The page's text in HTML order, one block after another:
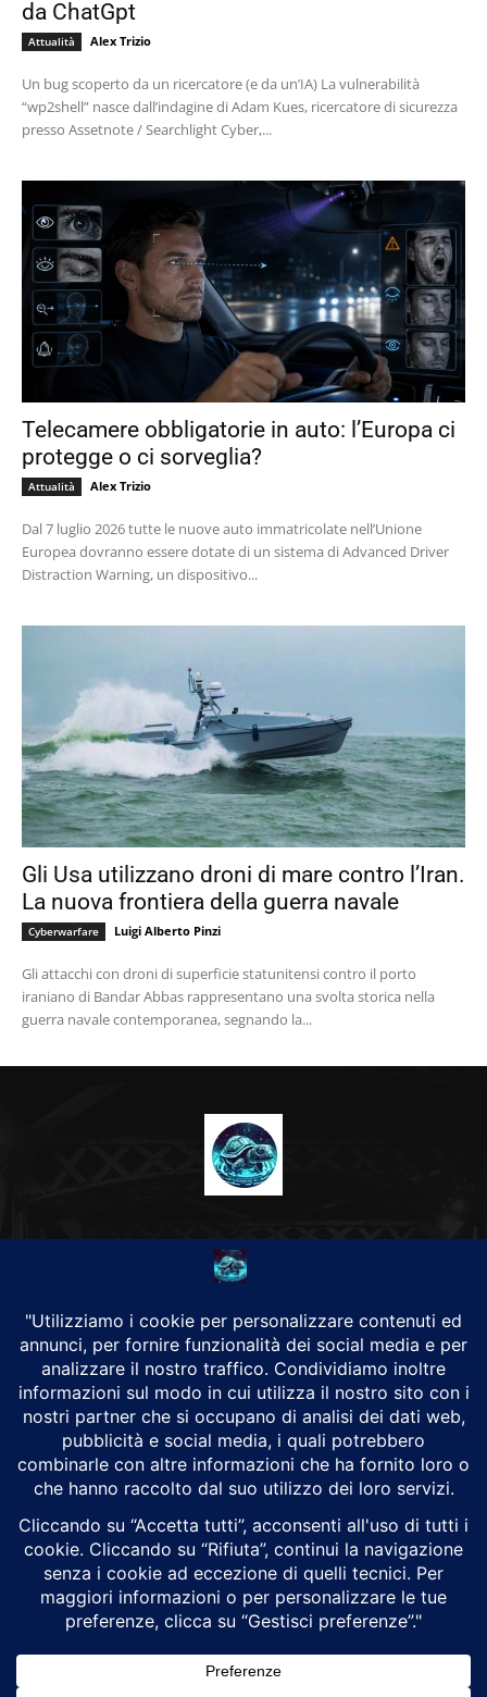
da ChatGpt
Attualità Alex Trizio
Un bug scoperto da un ricercatore (e da un’IA) La vulnerabilità
“wp2shell” nasce dall’indagine di Adam Kues, ricercatore di sicurezza
presso Assetnote / Searchlight Cyber,...
Telecamere obbligatorie in auto: l’Europa ci
protegge o ci sorveglia?
Attualità Alex Trizio
Dal 7 luglio 2026 tutte le nuove auto immatricolate nell’Unione
Europea dovranno essere dotate di un sistema di Advanced Driver
Distraction Warning, un dispositivo...
Gli Usa utilizzano droni di mare contro l’Iran.
La nuova frontiera della guerra navale
Cyberwarfare Luigi Alberto Pinzi
Gli attacchi con droni di superficie statunitensi contro il porto
iraniano di Bandar Abbas rappresentano una svolta storica nella
guerra navale contemporanea, segnando la...
CHI SIAMO
Alground Geopolitica e Cyberwarfare.
Da una idea di Brunilde Trizio
Alground fa parte del Gruppo Trizio
SEGUICI
Alground - Testata di Art Consulting - P.iva 02701880995 - Genova -